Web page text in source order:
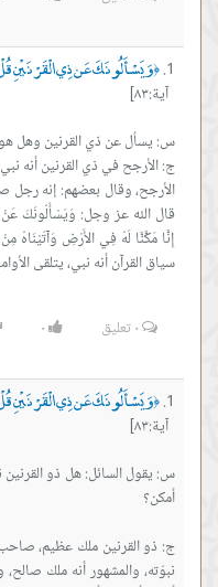
﴿وَيَسْأَلُونَكَ عَن ذِي الْقَرْنَيْنِ
آية:٨٣]
الأرجح، وقال بعضهم: إنه رجل
إِنَّا مَكَّنَّا لَهُ فِي الأَرْضِ
سياق القرآن أنه نبي، يتلقى
٠تعليق ٠
﴿وَيَسْأَلُونَكَ عَن ذِي الْقَرْنَيْنِ
آية:٨٣]
س: يقول السائل: هل ذو
ج: ذو القرنين ملك عظيم،
نبوّته، والمشهور أنه ملك